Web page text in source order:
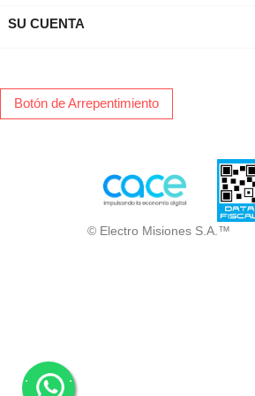
SU CUENTA
Botón de Arrepentimiento
© Electro Misiones S.A.™
. .